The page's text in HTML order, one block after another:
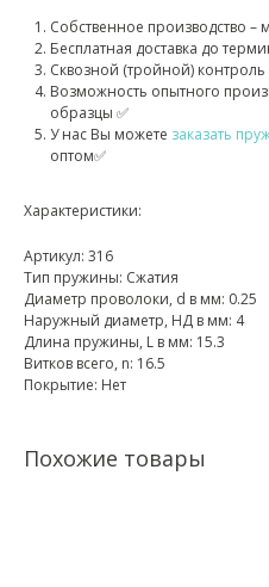
Собственное производство
Бесплатная доставка до
Сквозной (тройной) контроль
Возможность опытного
образцы ✅
У нас Вы можете заказать
оптом✅
Характеристики:
Артикул: 316
Тип пружины: Сжатия
Диаметр проволоки, d в мм: 0.25
Наружный диаметр, НД в мм: 4
Длина пружины, L в мм: 15.3
Витков всего, n: 16.5
Покрытие: Нет
Похожие товары